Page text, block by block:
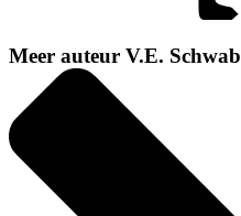
Meer auteur V.E. Schwab